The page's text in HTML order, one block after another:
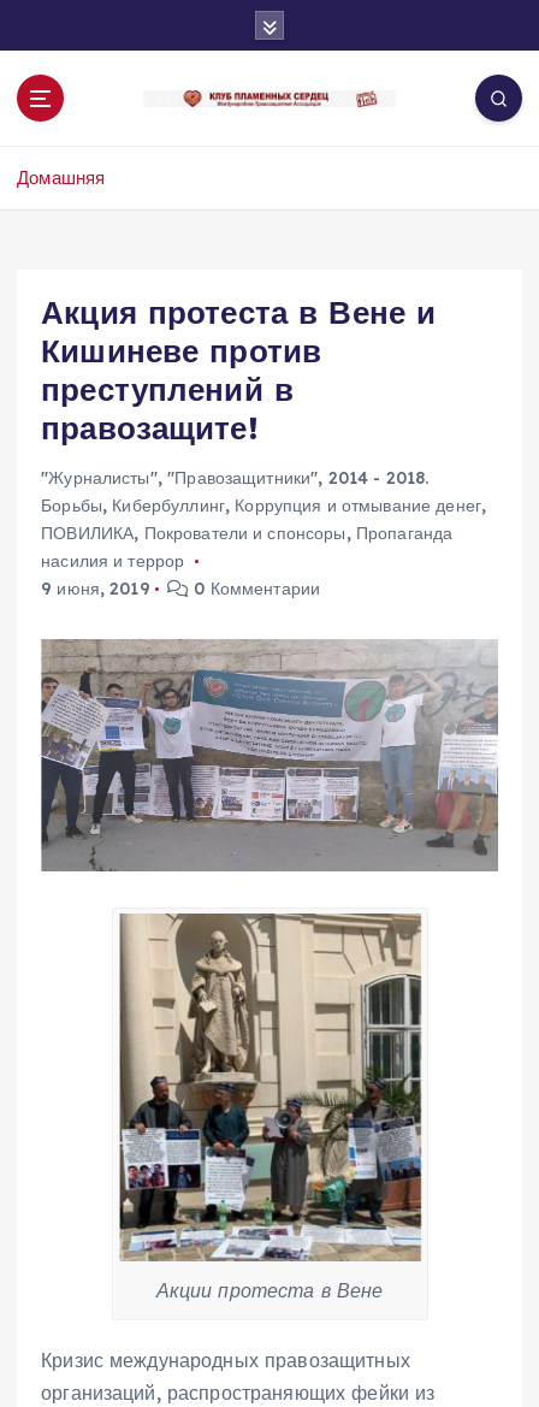
к
Домашняя
Акция протеста в Вене и
Кишиневе против
преступлений в
правозащите!
"Журналисты","Правозащитники", 2014 - 2018.
Борьбы, Кибербуллинг, Коррупция и отмывание денег,
ПОВИЛИКА, Покрователи и спонсоры, Пропаганда
насилия и террор
9 июня, 2019
0 Комментарии
Акции протеста в Вене
Кризис международных правозащитных
организаций, распространяющих фейки из